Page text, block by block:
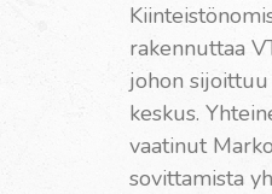
rakennuttaa
johon
keskus.
vaatinut
sovittamista